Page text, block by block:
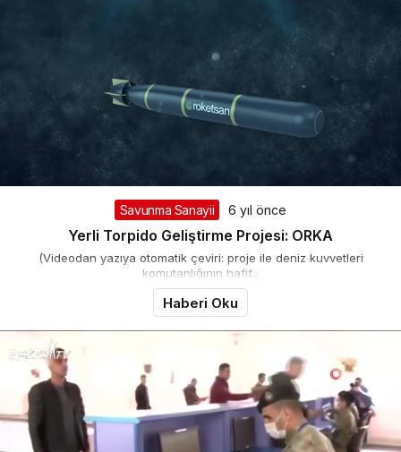
Savunma Sanayii 6 yıl önce
Yerli Torpido Geliştirme Projesi: ORKA
(Videodan yazıya otomatik çeviri: proje ile deniz kuvvetleri
komutanlığının hafif...
Haberi Oku